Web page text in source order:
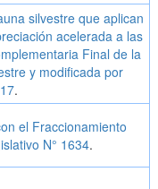
silvestre que aplican
acelerada a las
Final de la
y modificada por
.
el Fraccionamiento
N° 1634.